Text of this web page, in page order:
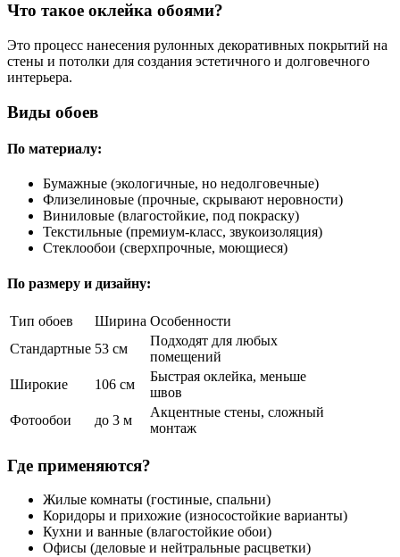
Что такое оклейка обоями?
Это процесс нанесения рулонных декоративных покрытий на
стены и потолки для создания эстетичного и долговечного
интерьера.
Виды обоев
По материалу:
Бумажные (экологичные, но недолговечные)
Флизелиновые (прочные, скрывают неровности)
Виниловые (влагостойкие, под покраску)
Текстильные (премиум-класс, звукоизоляция)
Стеклообои (сверхпрочные, моющиеся)
По размеру и дизайну:
Тип обоев Ширина Особенности
Стандартные 53 см
Подходят для любых
помещений
Широкие
106 см
Быстрая оклейка, меньше
швов
Фотообои
до 3 м
Акцентные стены, сложный
монтаж
Где применяются?
Жилые комнаты (гостиные, спальни)
Коридоры и прихожие (износостойкие варианты)
Кухни и ванные (влагостойкие обои)
Офисы (деловые и нейтральные расцветки)